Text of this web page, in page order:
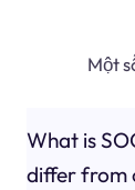
Một
What is
differ from